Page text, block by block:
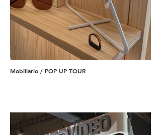
Mobiliario / POP UP TOUR